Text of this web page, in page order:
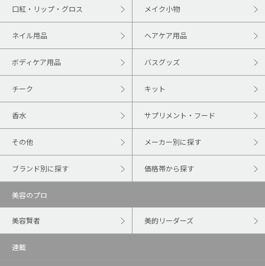
口紅・リップ・グロス メイク小物
ネイル用品 ヘアケア用品
ボディケア用品 バスグッズ
チーク キット
香水 サプリメント・フード
その他 メーカー別に探す
ブランド別に探す 価格帯から探す
美容のプロ
美容賢者 美的リーダーズ
連載